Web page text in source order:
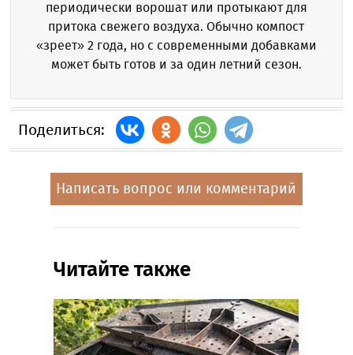
периодически ворошат или протыкают для
притока свежего воздуха. Обычно компост
«зреет» 2 года, но с современными добавками
может быть готов и за один летний сезон.
Поделиться:
Написать вопрос или комментарий
Читайте также